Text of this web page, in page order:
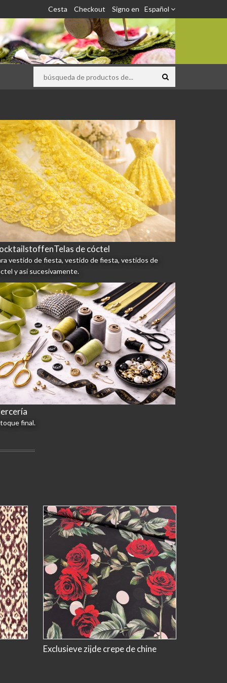
Español
Cesta Checkout Signo en
de cóctel
vestido de fiesta, vestido de fiesta, vestidos de
y así sucesivamente.
final.
Exclusieve zijde crepe de chine